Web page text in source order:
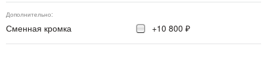
Дополнительно:
Сменная кромка +10 800 ₽